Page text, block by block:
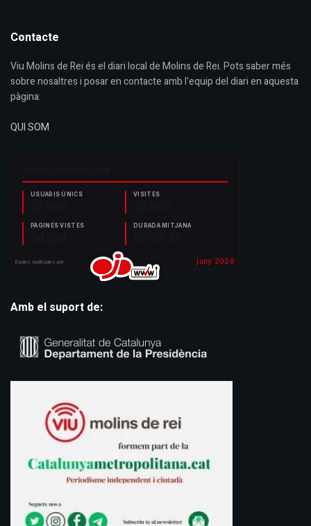
Contacte
Viu Molins de Rei és el diari local de Molins de Rei. Pots saber més
sobre nosaltres i posar en contacte amb l'equip del diari en aquesta
pàgina:
QUI SOM
Amb el suport de: